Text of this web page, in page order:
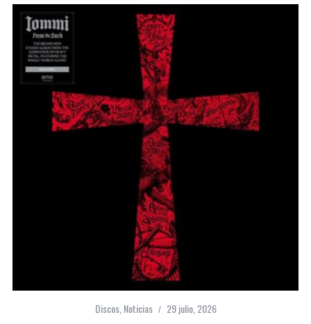
Discos, Noticias 29 julio, 2026